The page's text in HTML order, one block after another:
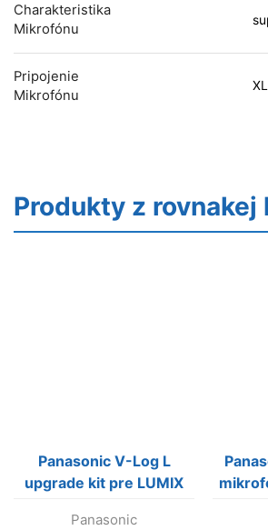
Charakteristika
Mikrofónu
Pripojenie
Mikrofónu
Produkty z rovnakej
Panasonic V-Log L
upgrade kit pre LUMIX
Panasonic